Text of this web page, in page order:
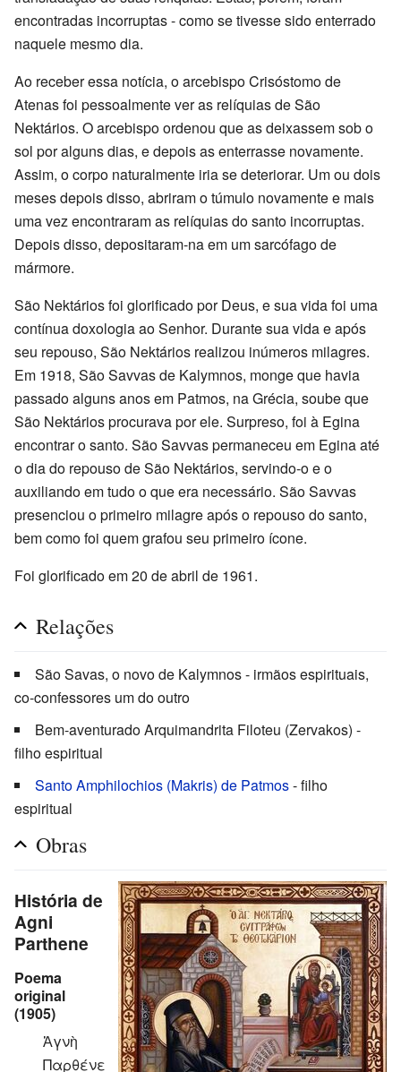
encontradas incorruptas - como se tivesse sido enterrado
naquele mesmo dia.
Ao receber essa notícia, o arcebispo Crisóstomo de
Atenas foi pessoalmente ver as relíquias de São
Nektários. O arcebispo ordenou que as deixassem sob o
sol por alguns dias, e depois as enterrasse novamente.
Assim, o corpo naturalmente iria se deteriorar. Um ou dois
meses depois disso, abriram o túmulo novamente e mais
uma vez encontraram as relíquias do santo incorruptas.
Depois disso, depositaram-na em um sarcófago de
mármore.
São Nektários foi glorificado por Deus, e sua vida foi uma
contínua doxologia ao Senhor. Durante sua vida e após
seu repouso, São Nektários realizou inúmeros milagres.
Em 1918, São Savvas de Kalymnos, monge que havia
passado alguns anos em Patmos, na Grécia, soube que
São Nektários procurava por ele. Surpreso, foi à Egina
encontrar o santo. São Savvas permaneceu em Egina até
o dia do repouso de São Nektários, servindo-o e o
auxiliando em tudo o que era necessário. São Savvas
presenciou o primeiro milagre após o repouso do santo,
bem como foi quem grafou seu primeiro ícone.
Foi glorificado em 20 de abril de 1961.
Relações
São Savas, o novo de Kalymnos - irmãos espirituais,
co-confessores um do outro
Bem-aventurado Arquimandrita Filoteu (Zervakos) -
filho espiritual
Santo Amphilochios (Makris) de Patmos- filho
espiritual
Obras
História de
Agni
Parthene
Poema
original
(1905)
Ἁγνὴ
Παρθένε